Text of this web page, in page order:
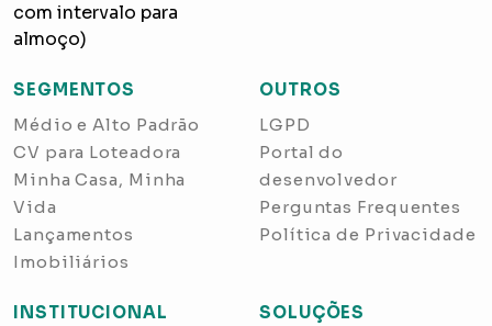
SEGMENTOS
Médio e Alto Padrão
CV para Loteadora
Minha Casa, Minha
Vida
Lançamentos
Imobiliários
OUTROS
LGPD
Portal do
desenvolvedor
Perguntas Frequentes
Política de Privacidade
INSTITUCIONAL SOLUÇÕES
com intervalo para
almoço)